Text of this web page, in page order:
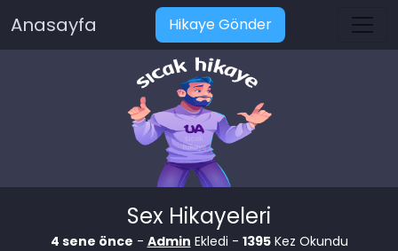
Anasayfa Hikaye Gönder
Sex Hikayeleri
4 sene önce - Admin Ekledi - 1395Kez Okundu